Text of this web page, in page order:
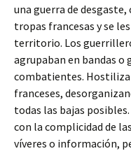
una guerra de
tropas francesas y se
territorio. Los
agrupaban en bandas o
combatientes.
franceses,
todas las bajas
con la complicidad de
víveres o información,